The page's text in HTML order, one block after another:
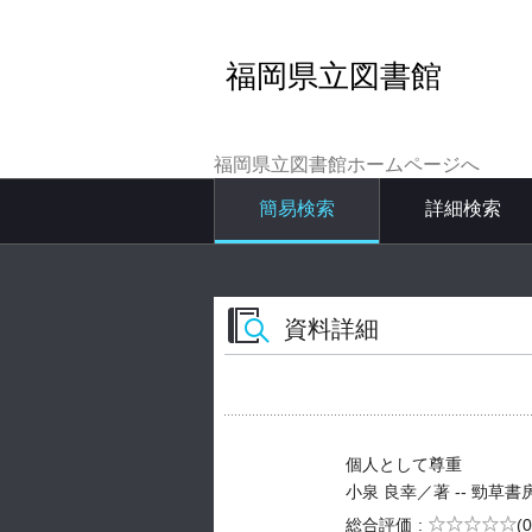
福岡県立図書館
福岡県立図書館ホームページへ
簡易検索 詳細検索
資料詳細
個人として尊重
小泉 良幸／著 -- 勁草書
総合評価
5段階評価